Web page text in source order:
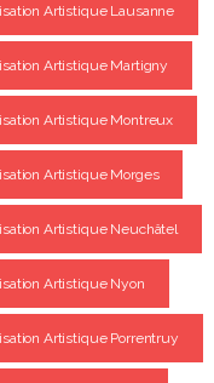
Artistique Lausanne
Artistique Martigny
Artistique Montreux
Artistique Morges
Artistique Neuchâtel
Artistique Nyon
Artistique Porrentruy